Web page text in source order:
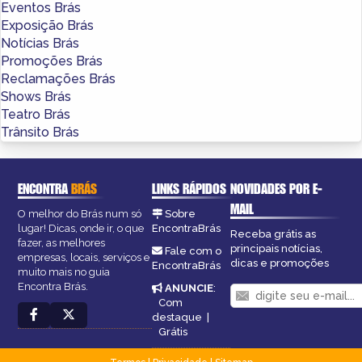
Eventos Brás
Exposição Brás
Notícias Brás
Promoções Brás
Reclamações Brás
Shows Brás
Teatro Brás
Trânsito Brás
ENCONTRABRÁS
O melhor do Brás num só
lugar! Dicas, onde ir, o que
fazer, as melhores
empresas, locais, serviços e
muito mais no guia
Encontra Brás.
LINKS RÁPIDOS
Sobre
EncontraBrás
Fale com o
EncontraBrás
ANUNCIE:
Com
destaque
Grátis
NOVIDADES POR E-
MAIL
Receba grátis as
principais notícias,
dicas e promoções